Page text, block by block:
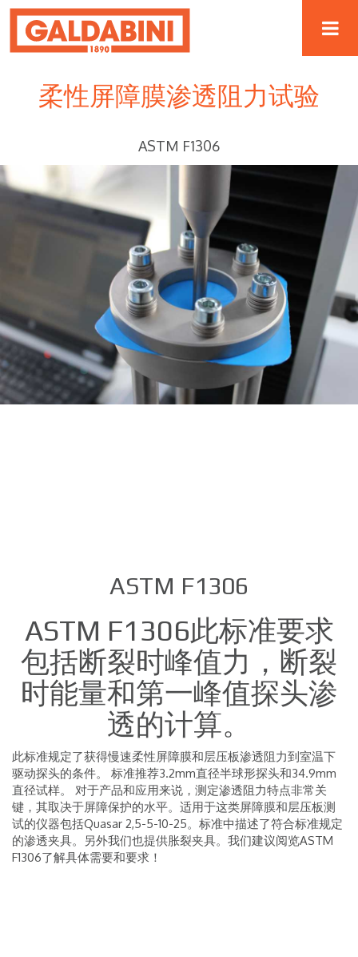
柔性屏障膜渗透阻力试验
ASTM F1306
ASTM F1306
ASTM F1306此标准要求
包括断裂时峰值力，断裂
时能量和第一峰值探头渗
透的计算。
此标准规定了获得慢速柔性屏障膜和层压板渗透阻力到室温下
驱动探头的条件。 标准推荐3.2mm直径半球形探头和34.9mm
直径试样。 对于产品和应用来说，测定渗透阻力特点非常关
键，其取决于屏障保护的水平。适用于这类屏障膜和层压板测
试的仪器包括Quasar 2,5-5-10-25。标准中描述了符合标准规定
的渗透夹具。另外我们也提供胀裂夹具。我们建议阅览ASTM
F1306了解具体需要和要求！